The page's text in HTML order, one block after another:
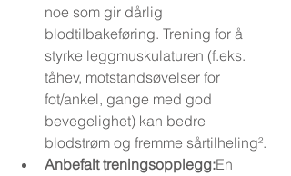
noe som gir dårlig
blodtilbakeføring. Trening for å
styrke leggmuskulaturen (f.eks.
tåhev, motstandsøvelser for
fot/ankel, gange med god
bevegelighet) kan bedre
blodstrøm og fremme sårtilheling².
Anbefalt treningsopplegg:En